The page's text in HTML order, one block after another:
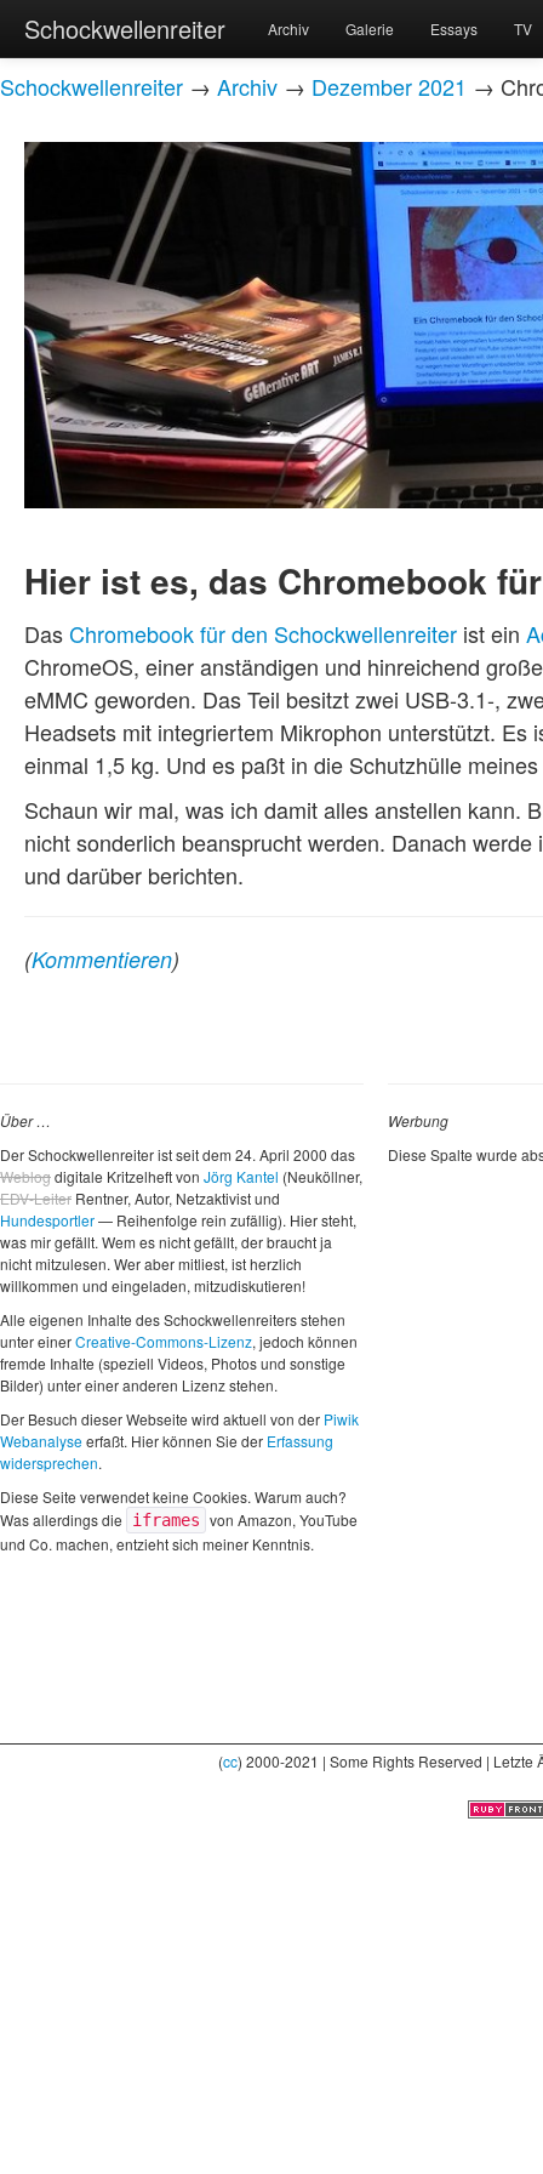
Schockwellenreiter Archiv Galerie Essays TV
Schockwellenreiter → Archiv → Dezember 2021 →
Hier ist es, das Chromebook
DasChromebook für den Schockwellenreiter ist ein
ChromeOS, einer anständigen und hinreichend
eMMC geworden. Das Teil besitzt zwei USB-3.1-,
Headsets mit integriertem Mikrophon unterstützt.
einmal 1,5 kg. Und es paßt in die Schutzhülle
Schaun wir mal, was ich damit alles anstellen kann.
nicht sonderlich beansprucht werden. Danach
und darüber berichten.
(Kommentieren)
Über …
Der Schockwellenreiter ist seit dem 24. April 2000 das
Weblogdigitale Kritzelheft von Jörg Kantel (Neuköllner,
EDV-Leiter Rentner, Autor, Netzaktivist und
Hundesportler— Reihenfolge rein zufällig). Hier steht,
was mir gefällt. Wem es nicht gefällt, der braucht ja
nicht mitzulesen. Wer aber mitliest, ist herzlich
willkommen und eingeladen, mitzudiskutieren!
Alle eigenen Inhalte des Schockwellenreiters stehen
unter einerCreative-Commons-Lizenz, jedoch können
fremde Inhalte (speziell Videos, Photos und sonstige
Bilder) unter einer anderen Lizenz stehen.
Der Besuch dieser Webseite wird aktuell von der Piwik
Webanalyseerfaßt. Hier können Sie der Erfassung
widersprechen.
Diese Seite verwendet keine Cookies. Warum auch?
Was allerdings die
iframes von Amazon, YouTube
und Co. machen, entzieht sich meiner Kenntnis.
Werbung
Diese Spalte wurde
(cc) 2000-2021 | Some Rights Reserved |